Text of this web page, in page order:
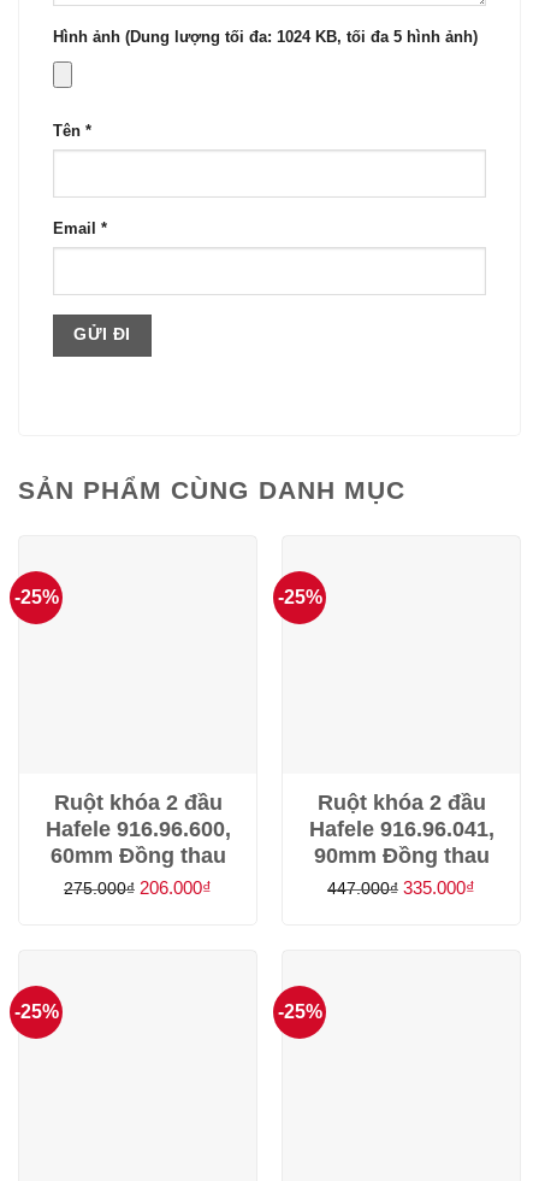
Hình ảnh (Dung lượng tối đa: 1024 KB, tối đa 5 hình ảnh)
Tên *
Email *
SẢN PHẨM CÙNG DANH MỤC
-25%
Ruột khóa 2 đầu
Hafele 916.96.600,
60mm Đồng thau
275.000₫ Giá
206.000₫
206.000₫.
-25%
Ruột khóa 2 đầu
Hafele 916.96.041,
90mm Đồng thau
447.000₫ Giá
335.000₫
-25% -25%